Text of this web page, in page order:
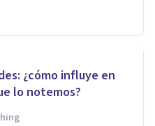
¿cómo influye en
lo notemos?